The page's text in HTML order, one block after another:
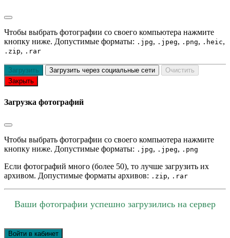
Чтобы выбрать фотографии со своего компьютера нажмите
кнопку ниже. Допустимые форматы: .jpg, .jpeg, .png, .heic,
.zip, .rar
Загрузить Загрузить через социальные сети
Очистить
Закрыть
Загрузка фотографий
Чтобы выбрать фотографии со своего компьютера нажмите
кнопку ниже. Допустимые форматы: .jpg, .jpeg, .png
Если фотографий много (более 50), то лучше загрузить их
архивом. Допустимые форматы архивов: .zip, .rar
Ваши фотографии успешно загрузились на сервер
Войти в кабинет